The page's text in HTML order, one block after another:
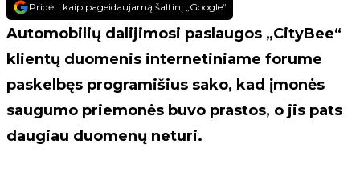
Pridėti kaip pageidaujamą šaltinį „Google“
Automobilių dalijimosi paslaugos „CityBee“
klientų duomenis internetiniame forume
paskelbęs programišius sako, kad įmonės
saugumo priemonės buvo prastos, o jis pats
daugiau duomenų neturi.